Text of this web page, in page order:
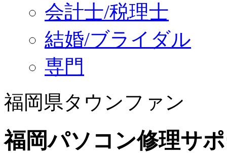
会計士/税理士
結婚/ブライダル
専門
福岡県タウンファン
福岡パソコン修理サ